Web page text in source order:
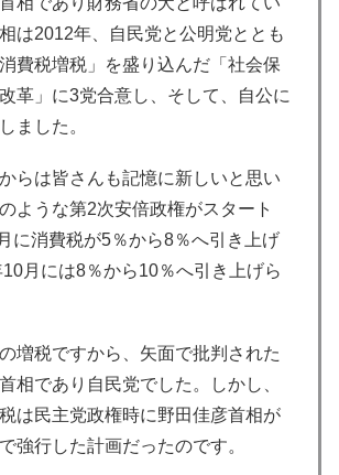
は2012年、自民党と公明党ととも
費税増税」を盛り込んだ「社会保
革」に3党合意し、そして、自公に
ました。
らは皆さんも記憶に新しいと思い
ような第2次安倍政権がスタート
に消費税が5％から8％へ引き上げ
月には8％から10％へ引き上げら
増税ですから、矢面で批判された
相であり自民党でした。しかし、
は民主党政権時に野田佳彦首相が
強行した計画だったのです。